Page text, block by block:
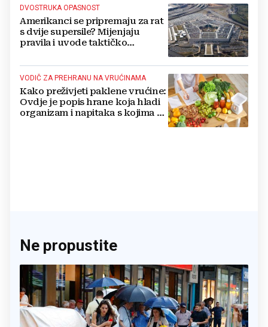
DVOSTRUKA OPASNOST
Amerikanci se pripremaju za rat
s dvije supersile? Mijenjaju
pravila i uvode taktičko
VODIČ ZA PREHRANU NA VRUĆINAMA
Kako preživjeti paklene vrućine:
Ovdje je popis hrane koja hladi
organizam i napitaka s kojima si
Ne propustite